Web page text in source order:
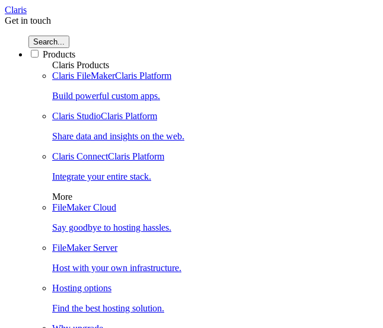
Claris
Get in touch
Search...
Products
Claris Products
Claris FileMakerClaris Platform
Build powerful custom apps.
Claris StudioClaris Platform
Share data and insights on the web.
Claris ConnectClaris Platform
Integrate your entire stack.
More
FileMaker Cloud
Say goodbye to hosting hassles.
FileMaker Server
Host with your own infrastructure.
Hosting options
Find the best hosting solution.